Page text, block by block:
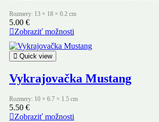
Rozmery: 13 × 18 × 0.2 cm
5.00 €
Zobraziť možnosti
Quick view
Vykrajovačka Mustang
Rozmery: 10 × 6.7 × 1.5 cm
5.50 €
Zobraziť možnosti